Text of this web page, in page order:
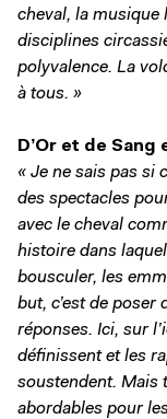
cheval, la musique
disciplines
polyvalence. La
à tous. »
D’Or et de
« Je ne sais pas si
des spectacles
avec le cheval
histoire dans
bousculer, les
but, c’est de poser
réponses. Ici, sur
définissent et les
soustendent. Mais
abordables pour